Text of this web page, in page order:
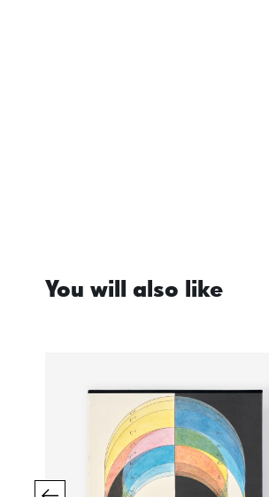
You will also like